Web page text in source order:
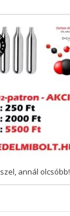
annál olcsóbb!